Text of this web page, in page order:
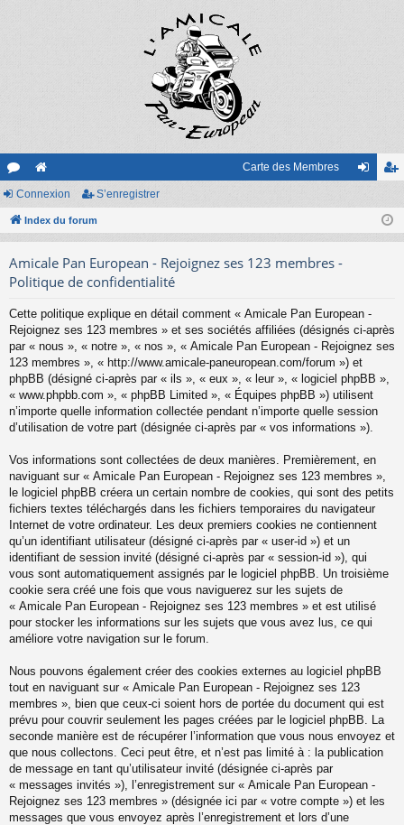
or
u
s
e
sit
Carte des Membres
nr
r
Connexion S’enregistrer
Index du forum
Amicale Pan European - Rejoignez ses 123 membres -
Politique de confidentialité
Cette politique explique en détail comment « Amicale Pan European -
Rejoignez ses 123 membres » et ses sociétés affiliées (désignés ci-après
par « nous », « notre », « nos », « Amicale Pan European - Rejoignez ses
123 membres », « http://www.amicale-paneuropean.com/forum ») et
phpBB (désigné ci-après par « ils », « eux », « leur », « logiciel phpBB »,
« www.phpbb.com », « phpBB Limited », « Équipes phpBB ») utilisent
n’importe quelle information collectée pendant n’importe quelle session
d’utilisation de votre part (désignée ci-après par « vos informations »).
Vos informations sont collectées de deux manières. Premièrement, en
naviguant sur « Amicale Pan European - Rejoignez ses 123 membres »,
le logiciel phpBB créera un certain nombre de cookies, qui sont des petits
fichiers textes téléchargés dans les fichiers temporaires du navigateur
Internet de votre ordinateur. Les deux premiers cookies ne contiennent
qu’un identifiant utilisateur (désigné ci-après par « user-id ») et un
identifiant de session invité (désigné ci-après par « session-id »), qui
vous sont automatiquement assignés par le logiciel phpBB. Un troisième
cookie sera créé une fois que vous naviguerez sur les sujets de
« Amicale Pan European - Rejoignez ses 123 membres » et est utilisé
pour stocker les informations sur les sujets que vous avez lus, ce qui
améliore votre navigation sur le forum.
Nous pouvons également créer des cookies externes au logiciel phpBB
tout en naviguant sur « Amicale Pan European - Rejoignez ses 123
membres », bien que ceux-ci soient hors de portée du document qui est
prévu pour couvrir seulement les pages créées par le logiciel phpBB. La
seconde manière est de récupérer l’information que vous nous envoyez et
que nous collectons. Ceci peut être, et n’est pas limité à : la publication
de message en tant qu’utilisateur invité (désignée ci-après par
« messages invités »), l’enregistrement sur « Amicale Pan European -
Rejoignez ses 123 membres » (désignée ici par « votre compte ») et les
messages que vous envoyez après l’enregistrement et lors d’une